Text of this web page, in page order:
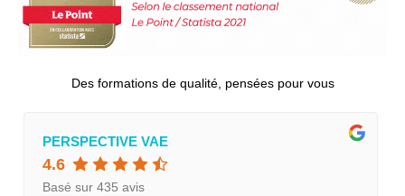
Des formations de qualité, pensées pour vous
PERSPECTIVE VAE
4.6
Basé sur 435 avis